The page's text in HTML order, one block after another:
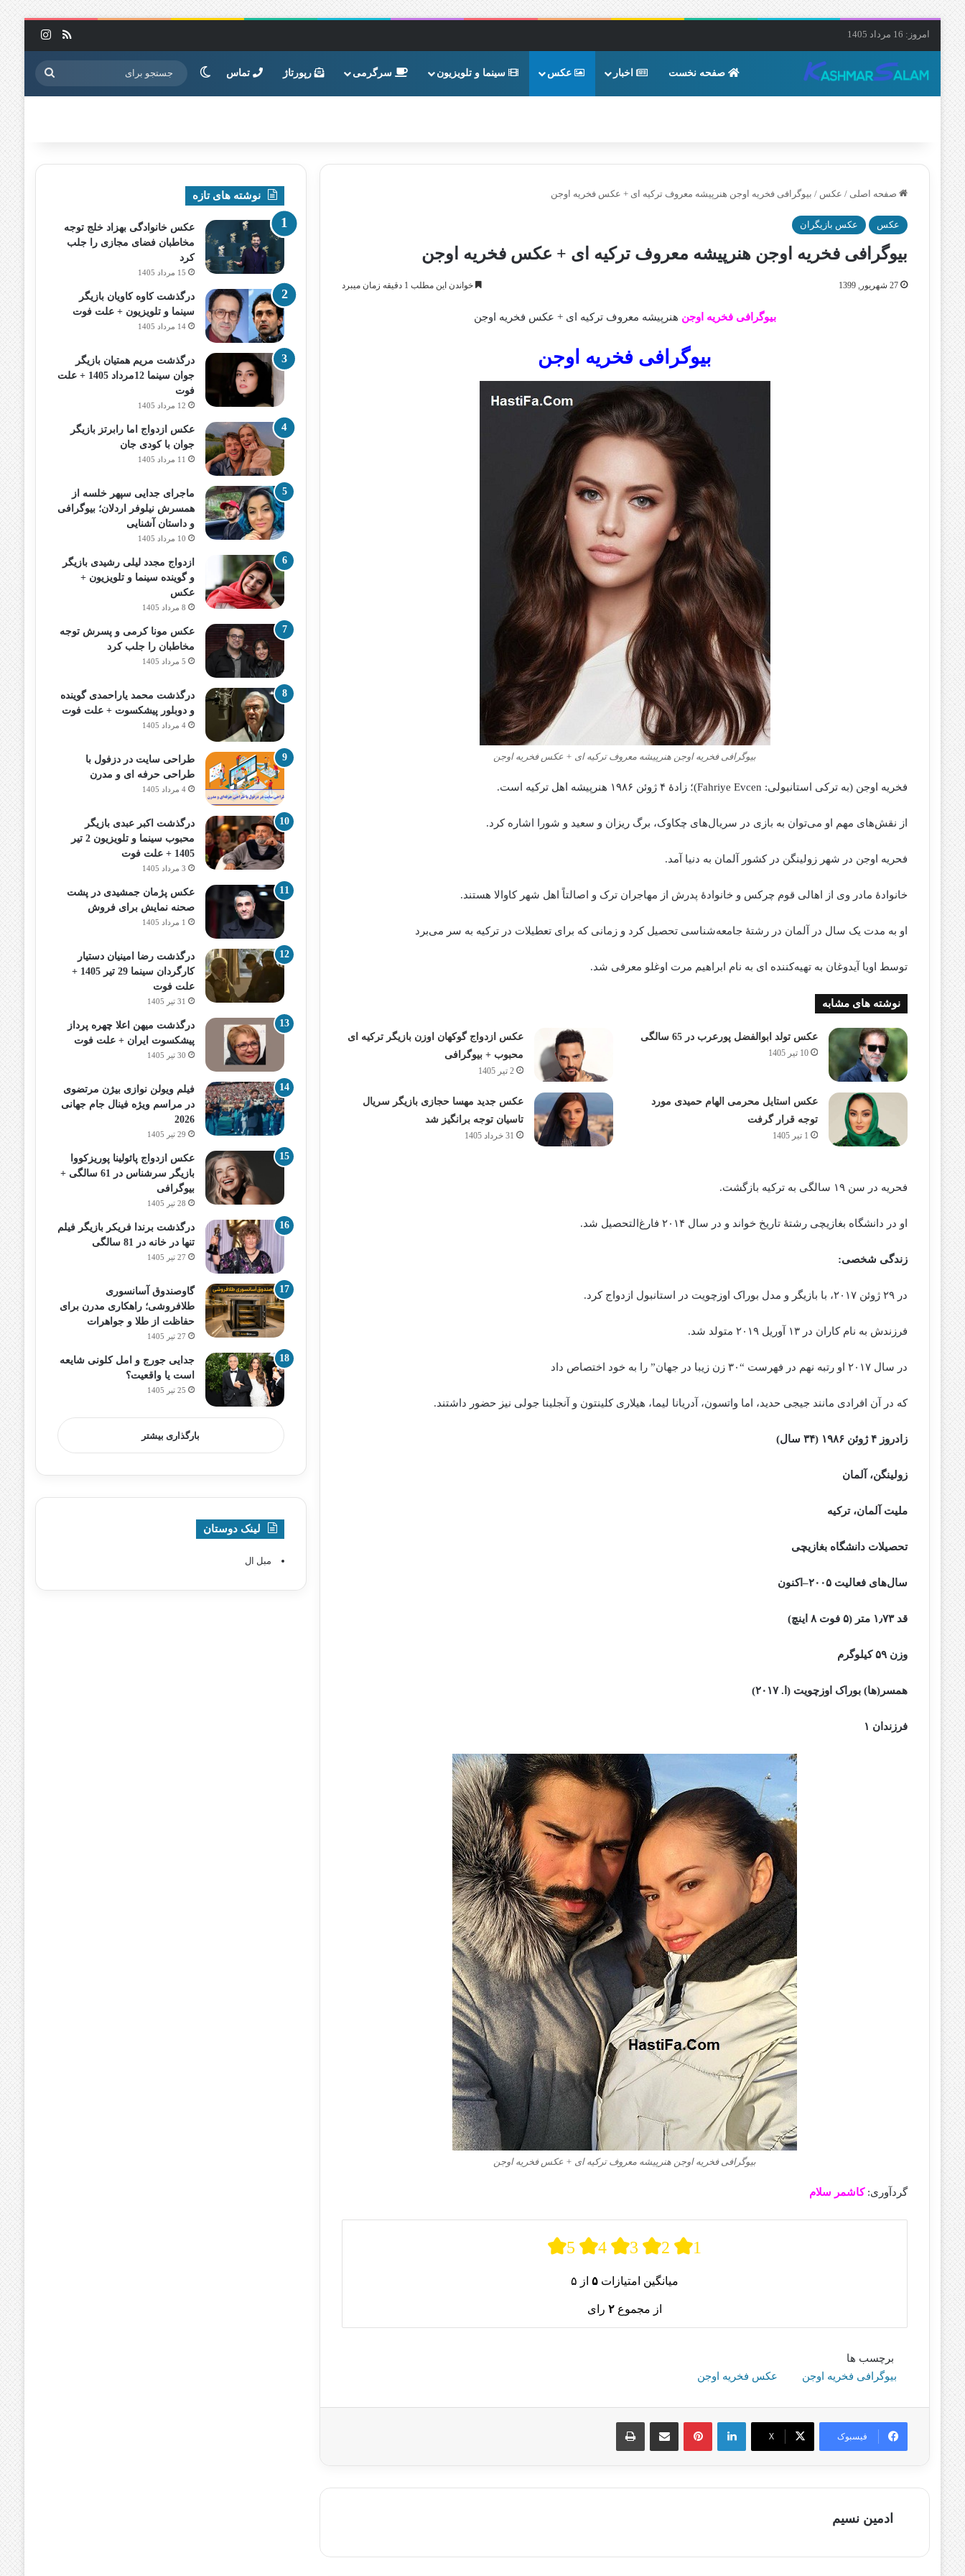
امروز: 16 مرداد 1405 خوراک
صفحه نخست اخبار عکس سینما و تلویزیون سرگرمی رپورتاژ تماس تغییر پوسته جستجو
برای
صفحه اصلی / عکس / بیوگرافی فخریه اوجن هنرپیشه معروف ترکیه ای + عکس فخریه اوجن
عکس عکس بازیگران
بیوگرافی فخریه اوجن هنرپیشه معروف ترکیه ای + عکس فخریه اوجن
27 شهریور, 1399 خواندن این مطلب 1 دقیقه زمان میبرد
بیوگرافی فخریه اوجن هنرپیشه معروف ترکیه ای + عکس فخریه اوجن
بیوگرافی فخریه اوجن
بیوگرافی فخریه اوجن هنرپیشه معروف ترکیه ای + عکس فخریه اوجن
فخریه اوجن (به ترکی استانبولی: Fahriye Evcen)؛ زادهٔ ۴ ژوئن ۱۹۸۶ هنرپیشه اهل ترکیه است.
از نقش‌های مهم او می‌توان به بازی در سریال‌های چکاوک، برگ ریزان و سعید و شورا اشاره کرد.
فحریه اوجن در شهر زولینگن در کشور آلمان به دنیا آمد.
خانوادهٔ مادر وی از اهالی قوم چرکس و خانوادهٔ پدرش از مهاجران ترک و اصالتاً اهل شهر کاوالا هستند.
او به مدت یک سال در آلمان در رشتهٔ جامعه‌شناسی تحصیل کرد و زمانی که برای تعطیلات در ترکیه به سر می‌برد
توسط اویا آیدوغان به تهیه‌کننده ای به نام ابراهیم مرت اوغلو معرفی شد.
نوشته های مشابه
عکس تولد ابوالفضل پورعرب در 65 سالگی
10 تیر 1405
عکس ازدواج گوکهان اوزن بازیگر ترکیه ای
محبوب + بیوگرافی
2 تیر 1405
عکس استایل محرمی الهام حمیدی مورد
توجه قرار گرفت
1 تیر 1405
عکس جدید مهسا حجازی بازیگر سریال
تاسیان توجه برانگیز شد
31 خرداد 1405
فحریه در سن ۱۹ سالگی به ترکیه بازگشت.
او در دانشگاه بغازیچی رشتهٔ تاریخ خواند و در سال ۲۰۱۴ فارغ‌التحصیل شد.
زندگی شخصی:
در ۲۹ ژوئن ۲۰۱۷، با بازیگر و مدل بوراک اوزچویت در استانبول ازدواج کرد.
فرزندش به نام کاران در ۱۳ آوریل ۲۰۱۹ متولد شد.
در سال ۲۰۱۷ او رتبه نهم در فهرست “۳۰ زن زیبا در جهان” را به خود اختصاص داد
که در آن افرادی مانند جیجی حدید، اما واتسون، آدریانا لیما، هیلاری کلینتون و آنجلینا جولی نیز حضور داشتند.
زادروز ۴ ژوئن ۱۹۸۶ ‏(۳۴ سال)
زولینگن، آلمان
ملیت آلمان، ترکیه
تحصیلات دانشگاه بغازیچی
سال‌های فعالیت ۲۰۰۵–اکنون
قد ۱٫۷۳ متر (۵ فوت ۸ اینچ)
وزن ۵۹ کیلوگرم
همسر(ها) بوراک اوزچویت (ا. ۲۰۱۷)
فرزندان ۱
بیوگرافی فخریه اوجن هنرپیشه معروف ترکیه ای + عکس فخریه اوجن
گردآوری: کاشمر سلام
5 4 3 2 1
میانگین امتیازات ۵ از ۵
از مجموع ۲ رای
برچسب ها
بیوگرافی فخریه اوجن
عکس فخریه اوجن
فیسبوک X
لینکدین پینترستاشتراک گذاری از طریق ایمیل چاپ
ادمین نسیم
نوشته های تازه
عکس خانوادگی بهزاد خلج توجه
مخاطبان فضای مجازی را جلب
کرد
15 مرداد 1405
درگذشت کاوه کاویان بازیگر
سینما و تلویزیون + علت فوت
14 مرداد 1405
درگذشت مریم همتیان بازیگر
جوان سینما 12مرداد 1405 + علت
فوت
12 مرداد 1405
عکس ازدواج اما رابرتز بازیگر
جوان با کودی جان
11 مرداد 1405
ماجرای جدایی سپهر خلسه از
همسرش نیلوفر اردلان؛ بیوگرافی
و داستان آشنایی
10 مرداد 1405
ازدواج مجدد لیلی رشیدی بازیگر
و گوینده سینما و تلویزیون +
عکس
8 مرداد 1405
عکس مونا کرمی و پسرش توجه
مخاطبان را جلب کرد
5 مرداد 1405
درگذشت محمد یاراحمدی گوینده
و دوبلور پیشکسوت + علت فوت
4 مرداد 1405
طراحی سایت در دزفول با
طراحی حرفه‌ ای و مدرن
4 مرداد 1405
درگذشت اکبر عبدی بازیگر
محبوب سینما و تلویزیون 2 تیر
1405 + علت فوت
3 مرداد 1405
عکس پژمان جمشیدی در پشت
صحنه نمایش برای فروش
1 مرداد 1405
درگذشت رضا امینیان دستیار
کارگردان سینما 29 تیر 1405 +
علت فوت
31 تیر 1405
درگذشت میهن اعلا چهره پرداز
پیشکسوت ایران + علت فوت
30 تیر 1405
فیلم ویولن نوازی بیژن مرتضوی
در مراسم ویژه فینال جام جهانی
2026
29 تیر 1405
عکس ازدواج پائولینا پوریزکووا
بازیگر سرشناس در 61 سالگی +
بیوگرافی
28 تیر 1405
درگذشت برندا فریکر بازیگر فیلم
تنها در خانه در 81 سالگی
27 تیر 1405
گاوصندوق آسانسوری
طلافروشی؛ راهکاری مدرن برای
حفاظت از طلا و جواهرات
27 تیر 1405
جدایی جورج و امل کلونی شایعه
است یا واقعیت؟
25 تیر 1405
بارگذاری بیشتر
لینک دوستان
مبل ال